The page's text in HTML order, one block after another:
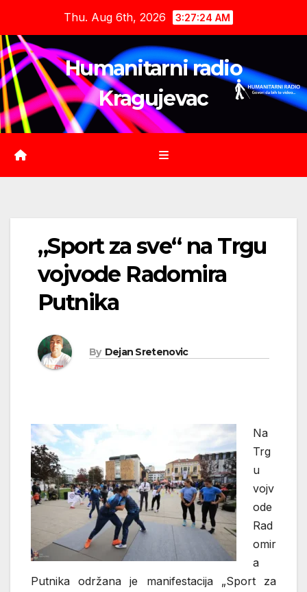
content
Thu. Aug 6th, 2026 3:27:25 AM
Humanitarni radio
Kragujevac
„Sport za sve“ na Trgu
vojvode Radomira
Putnika
By Dejan Sretenovic
Na
Trg
u
vojv
ode
Rad
omir
a
Putnika održana je manifestacija „Sport za